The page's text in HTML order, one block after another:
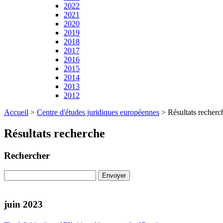
2022
2021
2020
2019
2018
2017
2016
2015
2014
2013
2012
Accueil > Centre d'études juridiques européennes > Résultats
Résultats recherche
Rechercher
juin 2023